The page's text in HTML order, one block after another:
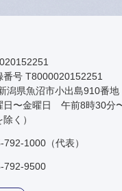
番号 T8000020152251
県魚沼市小出島910番地
日〜金曜日 午前8時30分
く）
792-1000（代表）
792-9500